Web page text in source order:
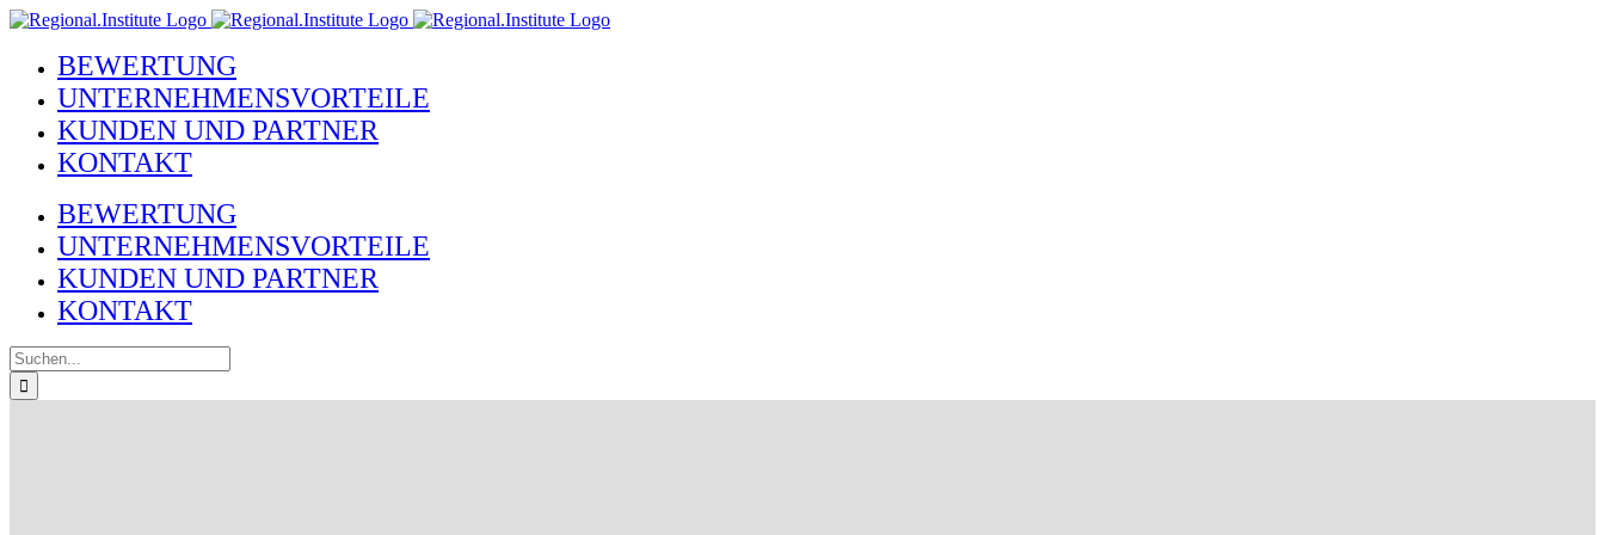
Zum
springenBEWERTUNG
UNTERNEHMENSVORTEILE
KUNDEN UND PARTNER
KONTAKT
BEWERTUNG
UNTERNEHMENSVORTEILE
KUNDEN UND PARTNER
KONTAKT
Suche
nach: